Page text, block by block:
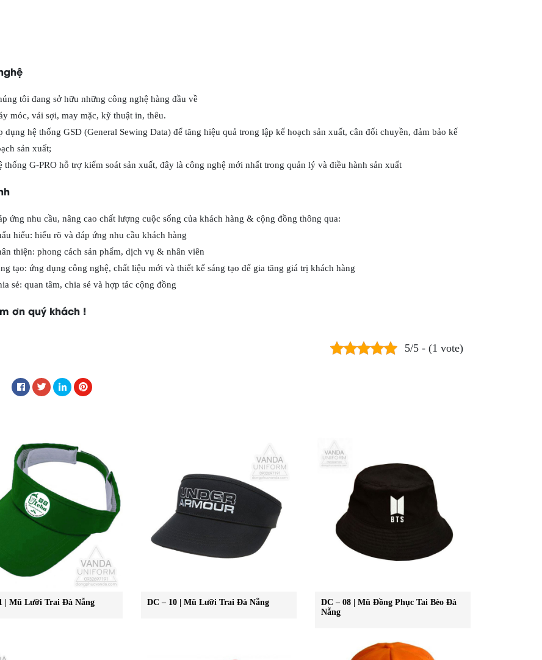
tôi đang sở hữu những công nghệ hàng đầu về
móc, vải sợi, may mặc, kỹ thuật in, thêu.
dụng hệ thống GSD (General Sewing Data) để tăng hiệu quả trong lập kế hoạch sản xuất, cân đối chuyền, đảm bảo kế
sản xuất;
thống G-PRO hỗ trợ kiểm soát sản xuất, đây là công nghệ mới nhất trong quản lý và điều hành sản xuất
ứng nhu cầu, nâng cao chất lượng cuộc sống của khách hàng & cộng đồng thông qua:
hiểu: hiểu rõ và đáp ứng nhu cầu khách hàng
thiện: phong cách sản phẩm, dịch vụ & nhân viên
tạo: ứng dụng công nghệ, chất liệu mới và thiết kế sáng tạo để gia tăng giá trị khách hàng
sẻ: quan tâm, chia sẻ và hợp tác cộng đồng
ơn quý khách !
5/5 - (1 vote)
| Mũ Lưỡi Trai Đà Nẵng DC – 10 | Mũ Lưỡi Trai Đà Nẵng
DC – 08 | Mũ Đồng Phục Tai Bèo Đà
Nẵng